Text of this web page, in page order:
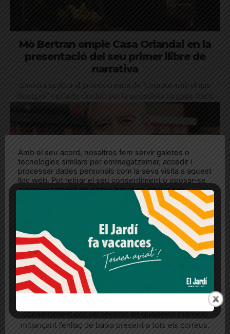
Mò Bertran omple Casa Orlandai en la
presentació del seu primer llibre de
narrativa
L'autora explica el procés creatiu de "Compte amb el que
desitges" en l'acte conduït per la periodista Virgínia Martí
El sarrianenc Jesús A. Mármol publica
‘Humanos e IA, la lucha de especies ya
está aquí’
El filòsof analitza les conseqüències socials i polítiques del
sector tecnològic i la intel·ligència artificial
Amb el seu acord, nosaltres fem servir galetes o
tecnologies similars per emmagatzemar, accedir i
processar dades personals com la seva visita a aquest
lloc web. Pot retirar el seu consentiment o oposar-se
al processament de dades basat en interessos
legítims en qualsevol moment fent clic a "Ajustos de
cookies" o a la nostra Política de privacitat en aquest
lloc web. Si cliques "acceptar" dones el teu
Més informació Acceptar Rebutjar tot
Quan l’usuari crea un compte al Diari el Jardí, dona el
seu consentiment explícit per rebre comunicacions
consentiment pot ser revocat en qualsevol moment
mitjançant l’enllaç de baixa present a tots els correus.